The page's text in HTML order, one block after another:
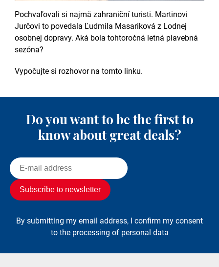
Pochvaľovali si najmä zahraniční turisti. Martinovi
Jurčovi to povedala Ľudmila Masariková z Lodnej
osobnej dopravy. Aká bola tohtoročná letná plavebná
sezóna?
Vypočujte si rozhovor na tomto linku.
Do you want to be the first to
know about great deals?
By submitting my email address, I confirm my consent
to the processing of personal data